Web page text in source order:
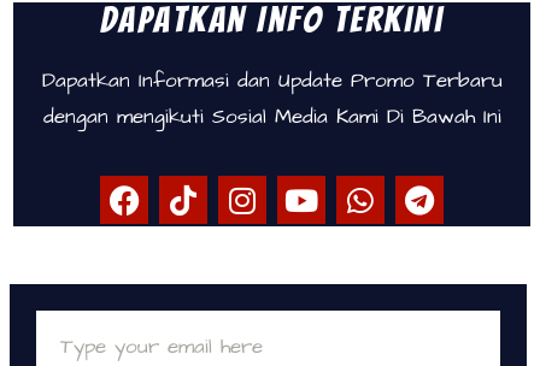
Dapatkan Info Terkini
Dapatkan Informasi dan Update Promo Terbaru
dengan mengikuti Sosial Media Kami Di Bawah Ini